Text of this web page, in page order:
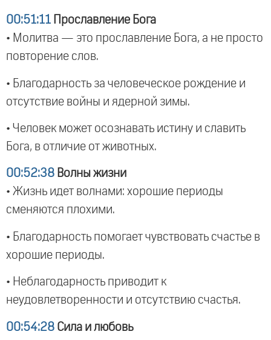
00:51:11 Прославление Бога
• Молитва — это прославление Бога, а не просто
повторение слов.
• Благодарность за человеческое рождение и
отсутствие войны и ядерной зимы.
• Человек может осознавать истину и славить
Бога, в отличие от животных.
00:52:38 Волны жизни
• Жизнь идет волнами: хорошие периоды
сменяются плохими.
• Благодарность помогает чувствовать счастье в
хорошие периоды.
• Неблагодарность приводит к
неудовлетворенности и отсутствию счастья.
00:54:28 Сила и любовь